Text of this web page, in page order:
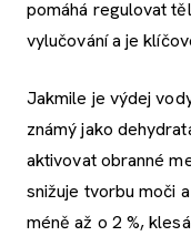
pomáhá regulovat
vylučování a je
Jakmile je výdej
známý jako
aktivovat obranné
snižuje tvorbu moči
méně až o 2 %,